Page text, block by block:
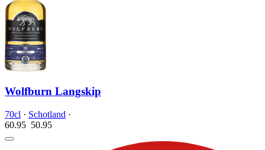
Wolfburn Langskip
70cl · Schotland ·
60.95 50.95